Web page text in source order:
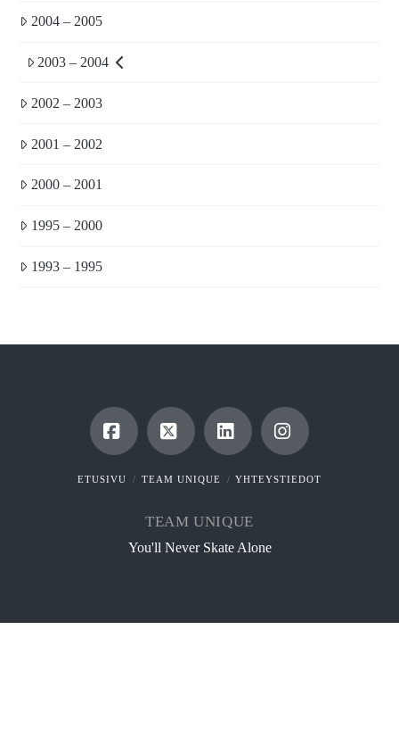
2004 – 2005
2003 – 2004
2002 – 2003
2001 – 2002
2000 – 2001
1995 – 2000
1993 – 1995
Facebook
X LinkedInInstagram
ETUSIVU TEAM UNIQUE YHTEYSTIEDOT
TEAM UNIQUE
You'll Never Skate Alone